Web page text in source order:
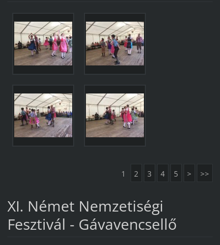
1 2 3 4 5 > >>
XI. Német Nemzetiségi
Fesztivál - Gávavencsellő